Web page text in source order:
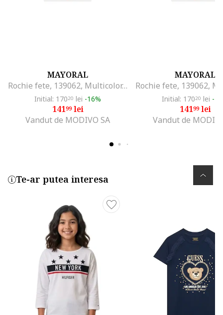
MAYORAL
Rochie fete, 139062, Multicolor, Bumbac,
Initial: 17020 lei -16%
14199lei
Vandut de MODIVO SA
MAYORAL
Initial: 17020 lei -
14199lei
Vandut de
Te-ar putea interesa